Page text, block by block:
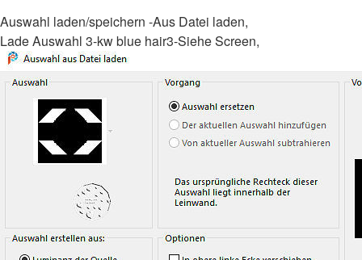
Auswahl laden/speichern -Aus Datei laden,
Lade Auswahl 3-kw blue hair3-Siehe Screen,